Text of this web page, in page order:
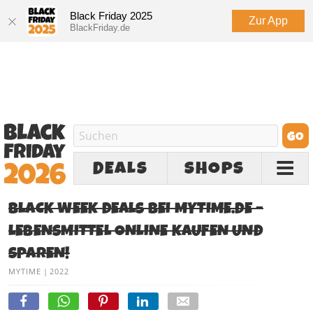
Black Friday 2025
BlackFriday.de
Zur App
DEALS SHOPS
BLACK WEEK DEALS BEI MYTIME.DE –
LEBENSMITTEL ONLINE KAUFEN UND
SPAREN!
MYTIME | 2022